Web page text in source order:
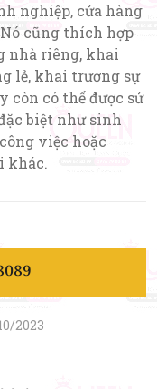
nghiệp, cửa hàng
cũng thích hợp
nhà riêng, khai
lẻ, khai trương sự
còn có thể được sử
biệt như sinh
việc hoặc
khác.
2023